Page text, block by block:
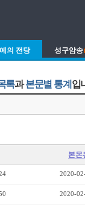
의 전당 성구암송
록과본문별 통계 입
본몬
2020-
2020-